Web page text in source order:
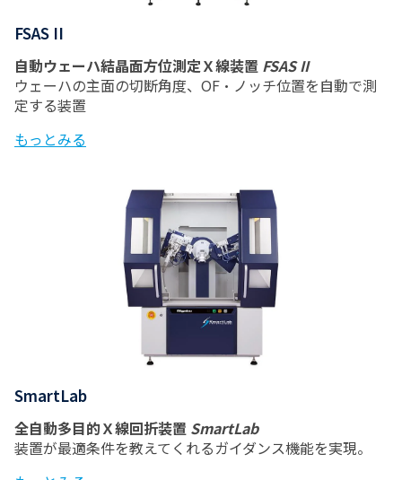
FSAS II
自動ウェーハ結晶面方位測定Ｘ線装置 FSAS II
ウェーハの主面の切断角度、OF・ノッチ位置を自動で測
定する装置
もっとみる
SmartLab
全自動多目的Ｘ線回折装置 SmartLab
装置が最適条件を教えてくれるガイダンス機能を実現。